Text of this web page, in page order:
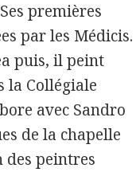
premières
par les Médicis.
puis, il peint
la Collégiale
avec Sandro
de la chapelle
des peintres